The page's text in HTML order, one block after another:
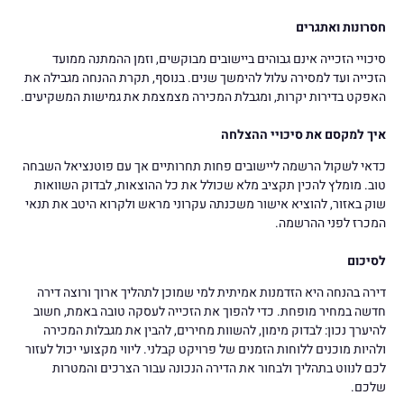
חסרונות ואתגרים
סיכויי הזכייה אינם גבוהים ביישובים מבוקשים, וזמן ההמתנה ממועד
הזכייה ועד למסירה עלול להימשך שנים. בנוסף, תקרת ההנחה מגבילה את
האפקט בדירות יקרות, ומגבלת המכירה מצמצמת את גמישות המשקיעים.
איך למקסם את סיכויי ההצלחה
כדאי לשקול הרשמה ליישובים פחות תחרותיים אך עם פוטנציאל השבחה
טוב. מומלץ להכין תקציב מלא שכולל את כל ההוצאות, לבדוק השוואות
שוק באזור, להוציא אישור משכנתה עקרוני מראש ולקרוא היטב את תנאי
המכרז לפני ההרשמה.
לסיכום
דירה בהנחה היא הזדמנות אמיתית למי שמוכן לתהליך ארוך ורוצה דירה
חדשה במחיר מופחת. כדי להפוך את הזכייה לעסקה טובה באמת, חשוב
להיערך נכון: לבדוק מימון, להשוות מחירים, להבין את מגבלות המכירה
ולהיות מוכנים ללוחות הזמנים של פרויקט קבלני. ליווי מקצועי יכול לעזור
לכם לנווט בתהליך ולבחור את הדירה הנכונה עבור הצרכים והמטרות
שלכם.